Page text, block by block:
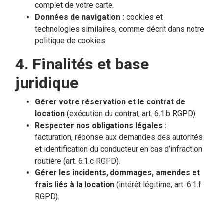
complet de votre carte.
Données de navigation : cookies et
technologies similaires, comme décrit dans notre
politique de cookies.
4. Finalités et base
juridique
Gérer votre réservation et le contrat de
location (exécution du contrat, art. 6.1.b RGPD).
Respecter nos obligations légales :
facturation, réponse aux demandes des autorités
et identification du conducteur en cas d’infraction
routière (art. 6.1.c RGPD).
Gérer les incidents, dommages, amendes et
frais liés à la location (intérêt légitime, art. 6.1.f
RGPD).